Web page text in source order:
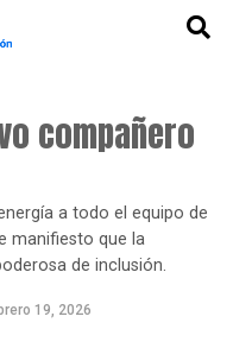
compañero
a todo el equipo de
manifiesto que la
de inclusión.
19, 2026